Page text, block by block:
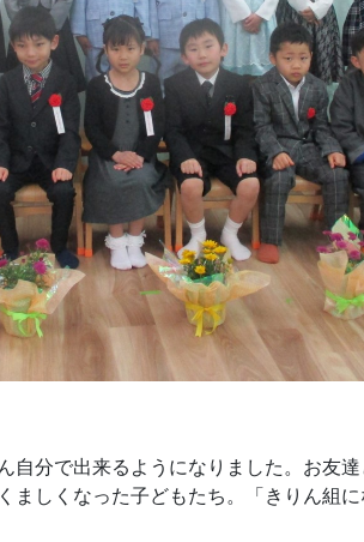
自分で出来るようになりました。お友
ましくなった子どもたち。「きりん組